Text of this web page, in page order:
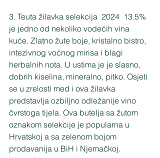
3. Teuta žilavka selekcija  2024  13.5%
je jedno od nekoliko vodećih vina
kuće. Zlatno žute boje, kristalno bistro,
intezivnog voćnog mirisa i blagi
herbalnih nota. U ustima je je slasno,
dobrih kiselina, mineralno, pitko. Osjeti
se u zrelosti med i ova žilavka
predstavlja ozbiljno odležanije vino
čvrstoga tijela. Ova butelja sa žutom
oznakom selekcije je popularna u
Hrvatskoj a sa zelenom bojom
prodavanija u BiH i Njemačkoj.